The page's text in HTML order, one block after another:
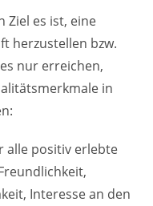
Ziel es ist, eine
herzustellen bzw.
nur erreichen,
in
alle positiv erlebte
Interesse an den